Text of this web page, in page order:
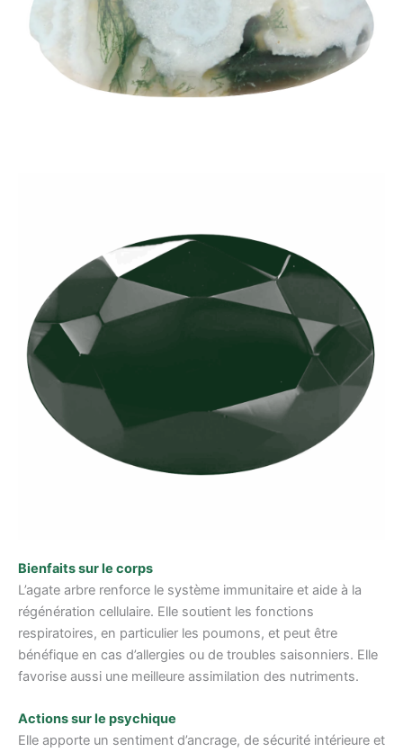
Bienfaits sur le corps
L’agate arbre renforce le système immunitaire et aide à la
régénération cellulaire. Elle soutient les fonctions
respiratoires, en particulier les poumons, et peut être
bénéfique en cas d’allergies ou de troubles saisonniers. Elle
favorise aussi une meilleure assimilation des nutriments.
Actions sur le psychique
Elle apporte un sentiment d’ancrage, de sécurité intérieure et